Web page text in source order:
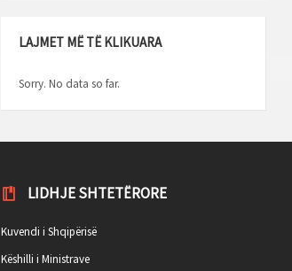
LAJMET MË TË KLIKUARA
Sorry. No data so far.
LIDHJE SHTETËRORE
Kuvendi i Shqipërisë
Këshilli i Ministrave